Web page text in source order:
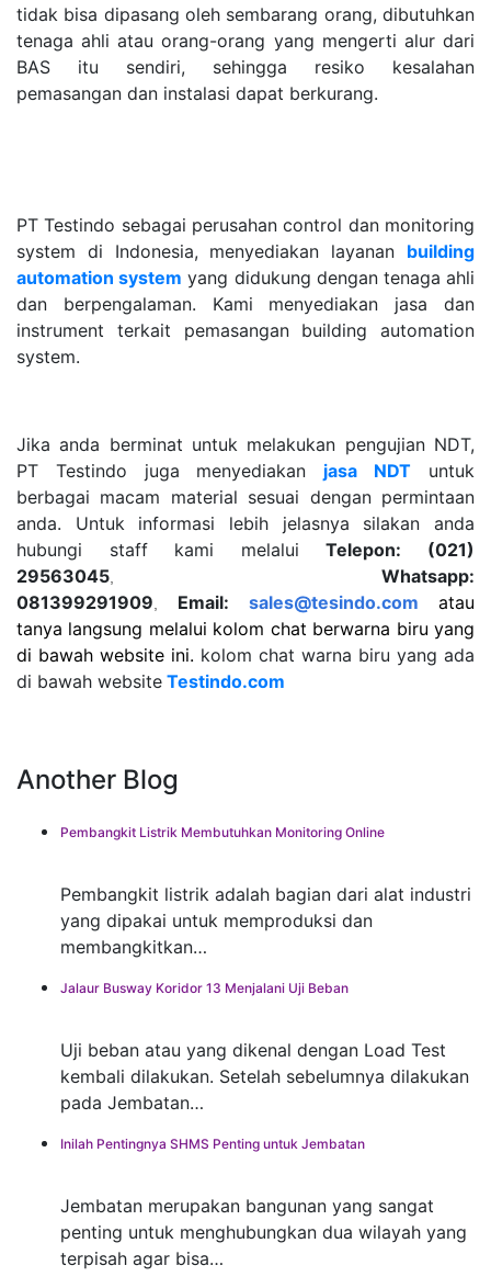
tidak bisa dipasang oleh sembarang orang, dibutuhkan
tenaga ahli atau orang-orang yang mengerti alur dari
BAS itu sendiri, sehingga resiko kesalahan
pemasangan dan instalasi dapat berkurang.
PT Testindo sebagai perusahan control dan monitoring
system di Indonesia, menyediakan layanan building
automation system yang didukung dengan tenaga ahli
dan berpengalaman. Kami menyediakan jasa dan
instrument terkait pemasangan building automation
system.
Jika anda berminat untuk melakukan pengujian NDT,
PT Testindo juga menyediakan jasa NDT untuk
berbagai macam material sesuai dengan permintaan
anda. Untuk informasi lebih jelasnya silakan anda
hubungi staff kami melaluiTelepon: (021)
29563045
Whatsapp:
081399291909
Email: sales@tesindo.com atau
tanya langsung melalui kolom chat berwarna biru yang
di bawah website ini. kolom chat warna biru yang ada
di bawah website Testindo.com
Another Blog
Pembangkit Listrik Membutuhkan Monitoring Online
Pembangkit listrik adalah bagian dari alat industri
yang dipakai untuk memproduksi dan
membangkitkan…
Jalaur Busway Koridor 13 Menjalani Uji Beban
Uji beban atau yang dikenal dengan Load Test
kembali dilakukan. Setelah sebelumnya dilakukan
pada Jembatan…
Inilah Pentingnya SHMS Penting untuk Jembatan
Jembatan merupakan bangunan yang sangat
penting untuk menghubungkan dua wilayah yang
terpisah agar bisa…